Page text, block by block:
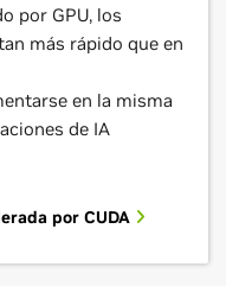
por GPU, los
más rápido que en
en la misma
de IA
por CUDA